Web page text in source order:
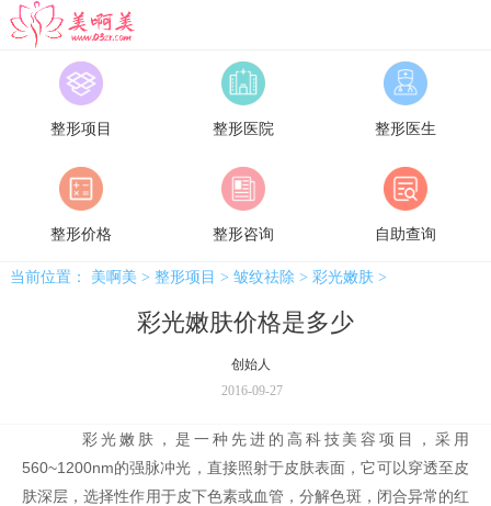
美啊美
整形项目 整形医院 整形医生
整形价格 整形咨询 自助查询
当前位置： 美啊美 > 整形项目 > 皱纹祛除 > 彩光嫩肤>
彩光嫩肤价格是多少
创始人
2016-09-27
彩光嫩肤，是一种先进的高科技美容项目，采用
560~1200nm的强脉冲光，直接照射于皮肤表面，它可以穿透至皮
肤深层，选择性作用于皮下色素或血管，分解色斑，闭合异常的红